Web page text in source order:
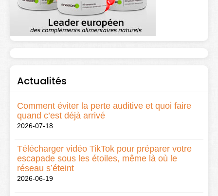
Actualités
Comment éviter la perte auditive et quoi faire
quand c’est déjà arrivé
2026-07-18
Télécharger vidéo TikTok pour préparer votre
escapade sous les étoiles, même là où le
réseau s’éteint
2026-06-19